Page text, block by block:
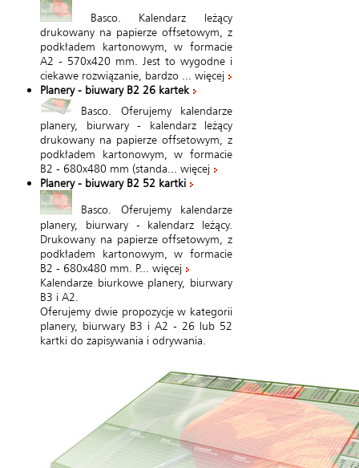
Basco. Kalendarz leżący
drukowany na papierze offsetowym, z
podkładem kartonowym, w formacie
A2 - 570x420 mm. Jest to wygodne i
ciekawe rozwiązanie, bardzo ... więcej
Planery - biuwary B2 26 kartek
Basco. Oferujemy kalendarze
planery, biurwary - kalendarz leżący
drukowany na papierze offsetowym, z
podkładem kartonowym, w formacie
B2 - 680x480 mm (standa... więcej
Planery - biuwary B2 52 kartki
Basco. Oferujemy kalendarze
planery, biurwary - kalendarz leżący.
Drukowany na papierze offsetowym, z
podkładem kartonowym, w formacie
B2 - 680x480 mm. P... więcej
Kalendarze biurkowe planery, biurwary
B3 i A2.
Oferujemy dwie propozycje w kategorii
planery, biurwary B3 i A2 - 26 lub 52
kartki do zapisywania i odrywania.